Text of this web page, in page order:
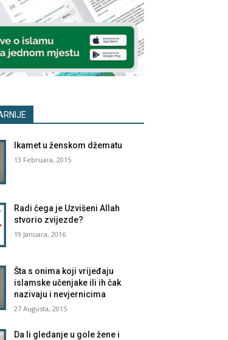
Ikamet u ženskom džematu
13 Februara, 2015
Radi čega je Uzvišeni Allah
stvorio zvijezde?
19 Januara, 2016
Šta s onima koji vrijeđaju
islamske učenjake ili ih čak
nazivaju i nevjernicima
27 Augusta, 2015
Da li gledanje u gole žene i